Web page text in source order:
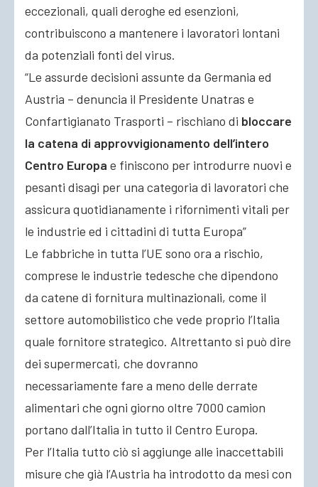
eccezionali, quali deroghe ed esenzioni,
contribuiscono a mantenere i lavoratori lontani
da potenziali fonti del virus.
“Le assurde decisioni assunte da Germania ed
Austria – denuncia il Presidente Unatras e
Confartigianato Trasporti – rischiano di bloccare
la catena di approvvigionamento dell’intero
Centro Europa e finiscono per introdurre nuovi e
pesanti disagi per una categoria di lavoratori che
assicura quotidianamente i rifornimenti vitali per
le industrie ed i cittadini di tutta Europa”
Le fabbriche in tutta l’UE sono ora a rischio,
comprese le industrie tedesche che dipendono
da catene di fornitura multinazionali, come il
settore automobilistico che vede proprio l’Italia
quale fornitore strategico. Altrettanto si può dire
dei supermercati, che dovranno
necessariamente fare a meno delle derrate
alimentari che ogni giorno oltre 7000 camion
portano dall’Italia in tutto il Centro Europa.
Per l’Italia tutto ciò si aggiunge alle inaccettabili
misure che già l’Austria ha introdotto da mesi con